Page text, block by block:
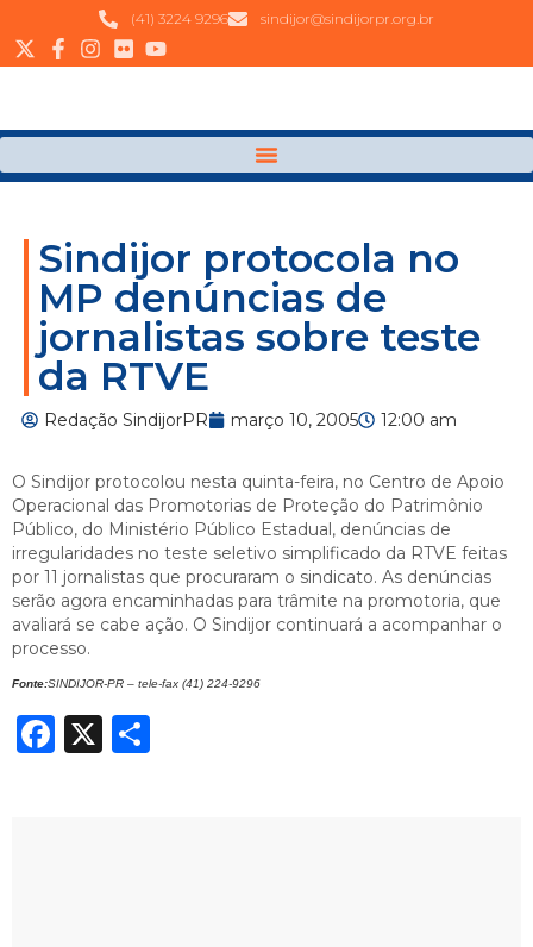
(41) 3224 9296 sindijor@sindijorpr.org.br
Sindijor protocola no
MP denúncias de
jornalistas sobre teste
da RTVE
Redação SindijorPR março 10, 2005 12:00 am
O Sindijor protocolou nesta quinta-feira, no Centro de Apoio
Operacional das Promotorias de Proteção do Patrimônio
Público, do Ministério Público Estadual, denúncias de
irregularidades no teste seletivo simplificado da RTVE feitas
por 11 jornalistas que procuraram o sindicato. As denúncias
serão agora encaminhadas para trâmite na promotoria, que
avaliará se cabe ação. O Sindijor continuará a acompanhar o
processo.
Fonte:SINDIJOR-PR – tele-fax (41) 224-9296
Facebook
X